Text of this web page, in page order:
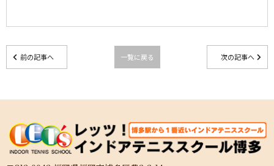
前の記事へ 一覧に戻る 次の記事へ